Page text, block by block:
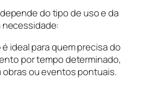
do tipo de uso e da
é ideal para quem precisa do
por tempo determinado,
obras ou eventos pontuais.